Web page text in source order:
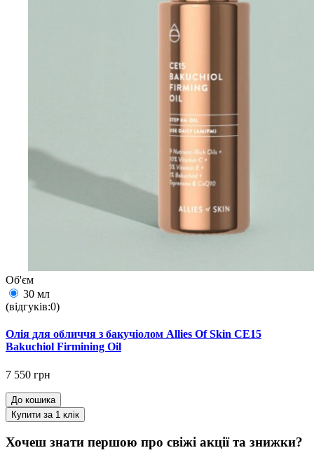
Об'єм
30 мл
(відгуків:0)
Олія для обличчя з бакучіолом Allies Of Skin CE15
Bakuchiol Firmining Oil
7 550 грн
До кошика
Купити за 1 клiк
Хочеш знати першою про свіжі акції та знижки?